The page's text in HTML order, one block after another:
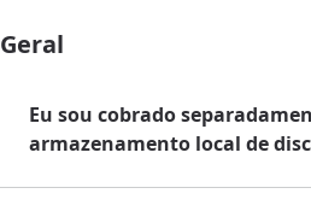
Geral
Eu sou cobrado
armazenamento local de